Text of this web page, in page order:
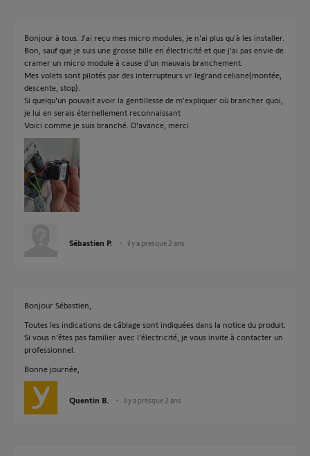
Bonjour à tous. J'ai reçu mes micro modules, je n'ai plus qu'à les installer.
Bon, sauf que je suis une grosse bille en électricité et que j'ai pas envie de
cramer un micro module à cause d'un mauvais branchement.
Mes volets sont pilotés par des interrupteurs vr legrand celiane(montée,
descente, stop).
Si quelqu'un pouvait avoir la gentillesse de m'expliquer où brancher quoi,
je lui en serais éternellement reconnaissant
Voici comme je suis branché. D'avance, merci.
Sébastien P. il y a presque 2 ans
Bonjour Sébastien,
Toutes les indications de câblage sont indiquées dans la notice du produit.
Si vous n'êtes pas familier avec l'électricité, je vous invite à contacter un
professionnel.
Bonne journée,
Quentin B. il y a presque 2 ans